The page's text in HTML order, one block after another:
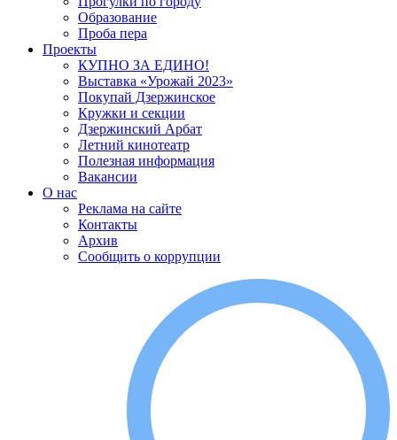
Образование
Проба пера
Проекты
КУПНО ЗА ЕДИНО!
Выставка «Урожай 2023»
Покупай Дзержинское
Кружки и секции
Дзержинский Арбат
Летний кинотеатр
Полезная информация
Вакансии
О нас
Реклама на сайте
Контакты
Архив
Сообщить о коррупции